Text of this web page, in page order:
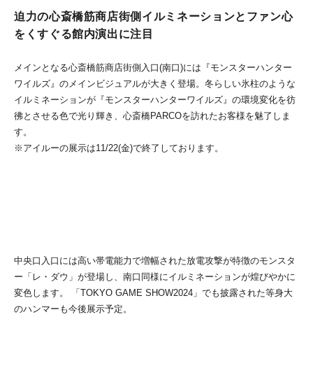
迫力の心斎橋筋商店街側イルミネーションとファン心
をくすぐる館内演出に注目
メインとなる心斎橋筋商店街側入口(南口)には『モンスターハンター
ワイルズ』のメインビジュアルが大きく登場。冬らしい氷柱のような
イルミネーションが『モンスターハンターワイルズ』の環境変化を彷
彿とさせる色で光り輝き、心斎橋PARCOを訪れたお客様を魅了しま
す。
※アイルーの展示は11/22(金)で終了しております。
中央口入口には高い帯電能力で増幅された放電攻撃が特徴のモンスタ
ー「レ・ダウ」が登場し、南口同様にイルミネーションが煌びやかに
変色します。 「TOKYO GAME SHOW2024」でも披露された等身大
のハンマーも今後展示予定。